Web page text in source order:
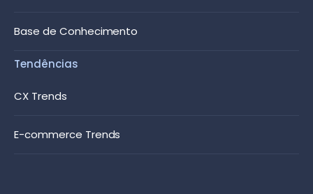
Base de Conhecimento
Tendências
CX Trends
E-commerce Trends